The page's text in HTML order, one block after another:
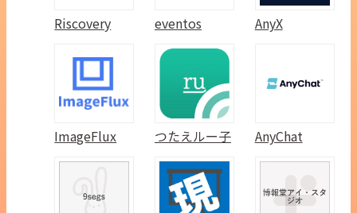
Riscovery eventos AnyX
ImageFlux つたえルー子 AnyChat